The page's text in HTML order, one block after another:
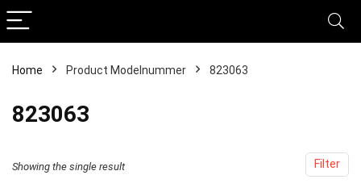
Home Product Modelnummer ‎823063
‎823063
Filter
Showing the single result